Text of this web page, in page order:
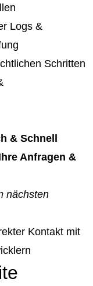
Logs &
Schritten
& Schnell
Anfragen &
nächsten
Kontakt mit